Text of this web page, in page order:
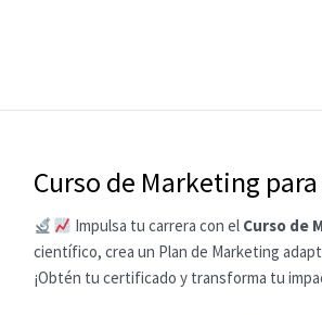
Curso de Marketing
Impulsa tu carrera con el Curso de
científico, crea un Plan de Marketing
¡Obtén tu certificado y transforma tu